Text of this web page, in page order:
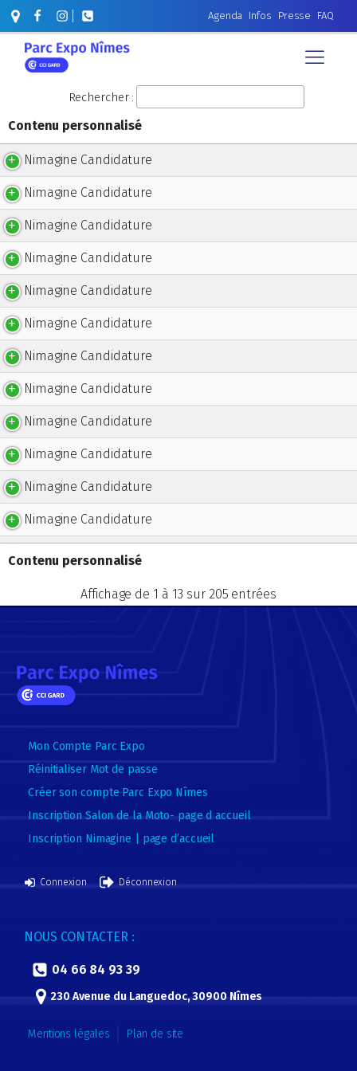
Agenda Infos Presse FAQ
Rechercher :
Contenu personnalisé
Contenu personnalisé
Nimagine Candidature
Nimagine Candidature
Nimagine Candidature
Nimagine Candidature
Nimagine Candidature
Nimagine Candidature
Nimagine Candidature
Nimagine Candidature
Nimagine Candidature
Nimagine Candidature
Nimagine Candidature
Nimagine Candidature
Nimagine Candidature
Nimagine Candidature
Nimagine Candidature
Nimagine Candidature
Nimagine Candidature
Nimagine Candidature
Nimagine Candidature
Nimagine Candidature
Nimagine Candidature
Nimagine Candidature
Nimagine Candidature
Nimagine Candidature
Contenu personnalisé
Affichage de 1 à 13 sur 205 entrées
Mon Compte Parc Expo
Réinitialiser Mot de passe
Créer son compte Parc Expo Nîmes
Inscription Salon de la Moto- page d accueil
Inscription Nimagine | page d’accueil
Connexion Déconnexion
NOUS CONTACTER :
04 66 84 93 39
230 Avenue du Languedoc, 30900 Nîmes
Mentions légales Plan de site